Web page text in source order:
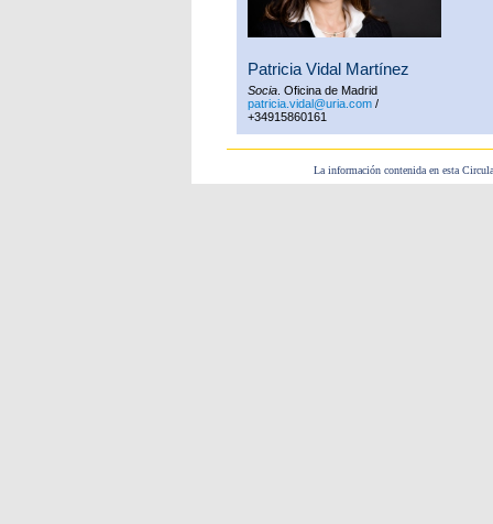
Patricia Vidal Martínez
Socia . Oficina de Madrid
patricia.vidal@uria.com /
+34915860161
La información contenida en esta